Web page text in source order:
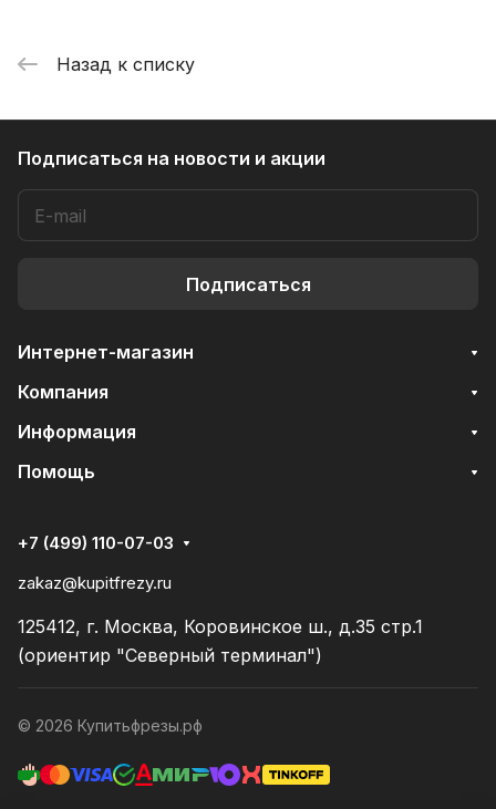
Назад к списку
Подписаться на новости и акции
Подписаться
Интернет-магазин
Компания
Информация
Помощь
+7 (499) 110-07-03
zakaz@kupitfrezy.ru
125412, г. Москва, Коровинское ш., д.35 стр.1
(ориентир "Северный терминал")
© 2026 Купитьфрезы.рф